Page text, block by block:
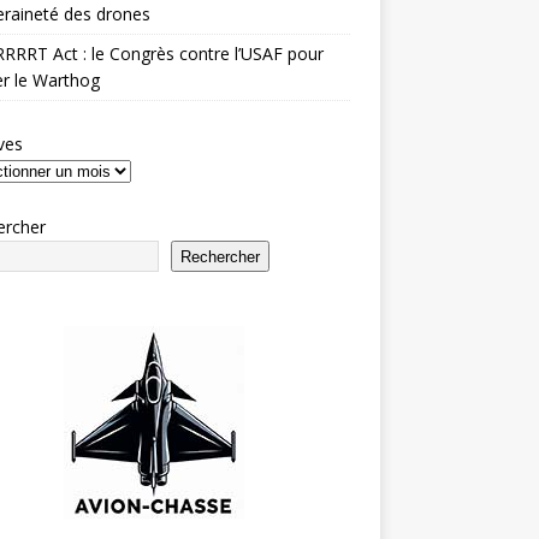
des drones
Act : le Congrès contre l’USAF pour
le Warthog
Rechercher